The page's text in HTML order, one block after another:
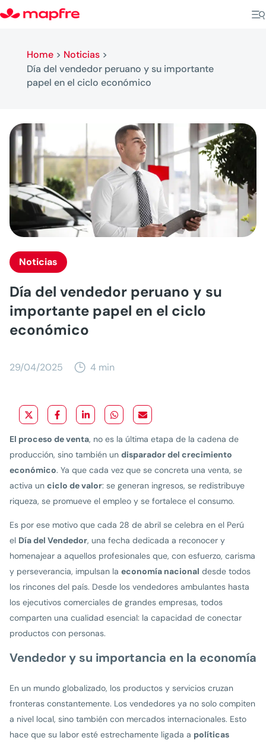
Home> Noticias>
Día del vendedor peruano y su importante
papel en el ciclo económico
Noticias
Día del vendedor peruano y su
importante papel en el ciclo
económico
29/04/2025 4 min
El proceso de venta, no es la última etapa de la cadena de
producción, sino también un disparador del crecimiento
económico. Ya que cada vez que se concreta una venta, se
activa un ciclo de valor: se generan ingresos, se redistribuye
riqueza, se promueve el empleo y se fortalece el consumo.
Es por ese motivo que cada 28 de abril se celebra en el Perú
el Día del Vendedor, una fecha dedicada a reconocer y
homenajear a aquellos profesionales que, con esfuerzo, carisma
y perseverancia, impulsan la economía nacional desde todos
los rincones del país. Desde los vendedores ambulantes hasta
los ejecutivos comerciales de grandes empresas, todos
comparten una cualidad esencial: la capacidad de conectar
productos con personas.
Vendedor y su importancia en la economía
En un mundo globalizado, los productos y servicios cruzan
fronteras constantemente. Los vendedores ya no solo compiten
a nivel local, sino también con mercados internacionales. Esto
hace que su labor esté estrechamente ligada a políticas